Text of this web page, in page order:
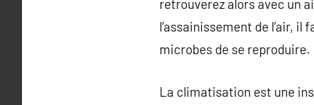
retrouverez alors avec un
l’assainissement de l’air,
microbes de se reproduire.
La climatisation est une